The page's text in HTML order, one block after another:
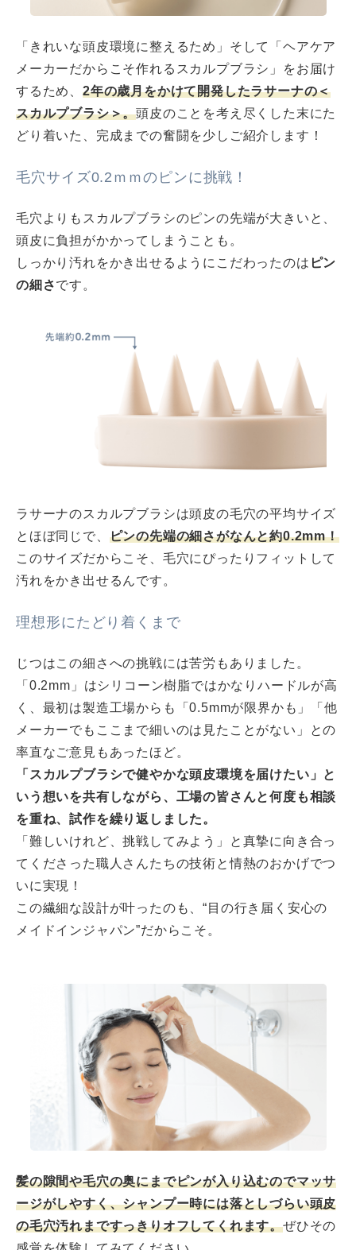
「きれいな頭皮環境に整えるため」そして「ヘアケア
メーカーだからこそ作れるスカルプブラシ」をお届け
するため、 2年の歳月をかけて開発したラサーナの＜
スカルプブラシ＞。頭皮のことを考え尽くした末にた
どり着いた、完成までの奮闘を少しご紹介します！
毛穴サイズ0.2ｍｍのピンに挑戦！
毛穴よりもスカルプブラシのピンの先端が大きいと、
頭皮に負担がかかってしまうことも。
しっかり汚れをかき出せるようにこだわったのは ピン
の細さです。
ラサーナのスカルプブラシは頭皮の毛穴の平均サイズ
とほぼ同じで、 ピンの先端の細さがなんと約0.2mm！
このサイズだからこそ、毛穴にぴったりフィットして
汚れをかき出せるんです。
理想形にたどり着くまで
じつはこの細さへの挑戦には苦労もありました。
「0.2mm」はシリコーン樹脂ではかなりハードルが高
く、最初は製造工場からも「0.5mmが限界かも」「他
メーカーでもここまで細いのは見たことがない」との
率直なご意見もあったほど。
「スカルプブラシで健やかな頭皮環境を届けたい」と
いう想いを共有しながら、工場の皆さんと何度も相談
を重ね、試作を繰り返しました。
「難しいけれど、挑戦してみよう」と真摯に向き合っ
てくださった職人さんたちの技術と情熱のおかげでつ
いに実現！
この繊細な設計が叶ったのも、“目の行き届く安心の
メイドインジャパン”だからこそ。
髪の隙間や毛穴の奥にまでピンが入り込むのでマッサ
ージがしやすく、シャンプー時には落としづらい頭皮
の毛穴汚れまですっきりオフしてくれます。ぜひその